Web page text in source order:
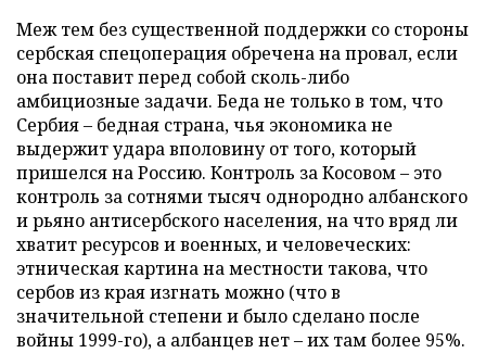
Меж тем без существенной поддержки со стороны
сербская спецоперация обречена на провал, если
она поставит перед собой сколь-либо
амбициозные задачи. Беда не только в том, что
Сербия – бедная страна, чья экономика не
выдержит удара вполовину от того, который
пришелся на Россию. Контроль за Косовом – это
контроль за сотнями тысяч однородно албанского
и рьяно антисербского населения, на что вряд ли
хватит ресурсов и военных, и человеческих:
этническая картина на местности такова, что
сербов из края изгнать можно (что в
значительной степени и было сделано после
войны 1999-го), а албанцев нет – их там более 95%.